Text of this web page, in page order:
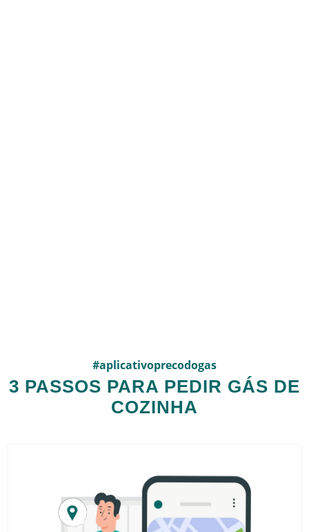
#aplicativoprecodogas
3 PASSOS PARA PEDIR GÁS DE
COZINHA